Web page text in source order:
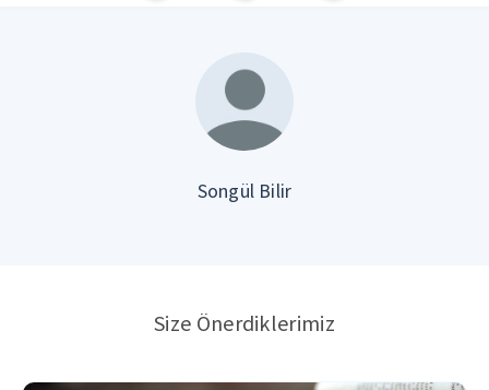
Songül Bilir
Size Önerdiklerimiz